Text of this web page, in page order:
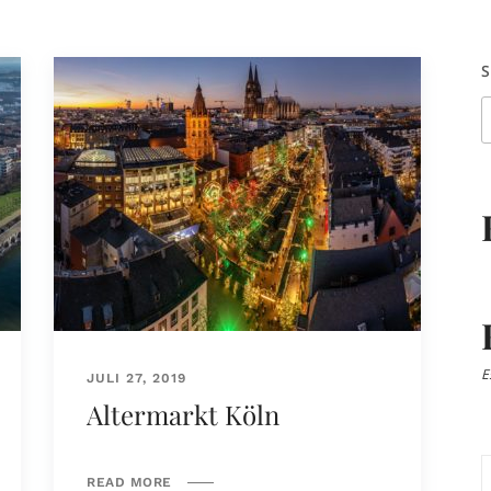
JULI 27, 2019
Altermarkt Köln
READ MORE